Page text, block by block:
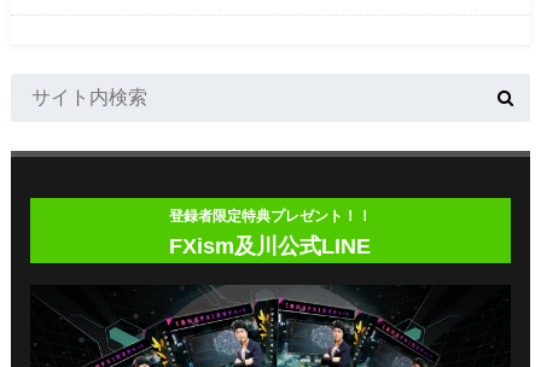
登録者限定特典プレゼント！！
FXism及川公式LINE